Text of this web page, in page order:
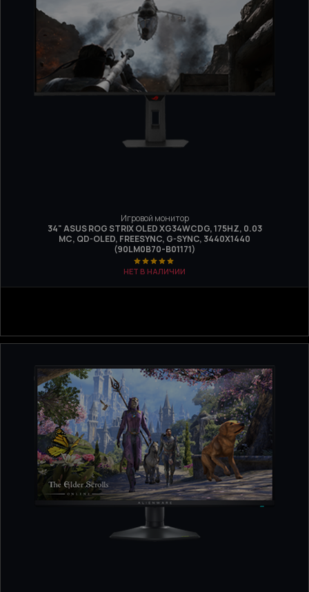
Игровой монитор
34" ASUS ROG STRIX OLED XG34WCDG, 175HZ, 0.03
МС, QD-OLED, FREESYNC, G-SYNC, 3440X1440
(90LM0B70-B01171)
НЕТ В НАЛИЧИИ